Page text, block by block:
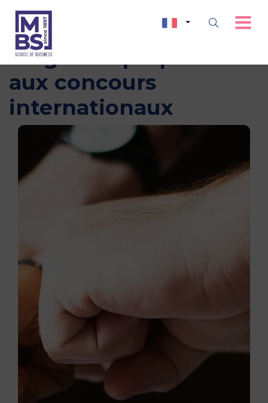
Stages de préparation
aux concours
internationaux